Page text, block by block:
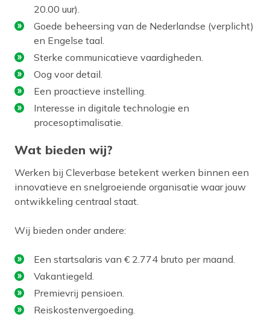
20.00 uur).
Goede beheersing van de Nederlandse (verplicht)
en Engelse taal.
Sterke communicatieve vaardigheden.
Oog voor detail.
Een proactieve instelling.
Interesse in digitale technologie en
procesoptimalisatie.
Wat bieden wij?
Werken bij Cleverbase betekent werken binnen een
innovatieve en snelgroeiende organisatie waar jouw
ontwikkeling centraal staat.
Wij bieden onder andere:
Een startsalaris van € 2.774 bruto per maand.
Vakantiegeld.
Premievrij pensioen.
Reiskostenvergoeding.